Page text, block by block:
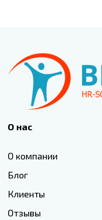
О нас
О компании
Блог
Клиенты
Отзывы